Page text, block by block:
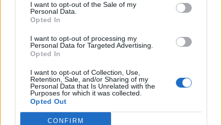
I want to opt-out of the Sale of my
Personal Data.
Opted In
I want to opt-out of processing my
Personal Data for Targeted Advertising.
Opted In
I want to opt-out of Collection, Use,
Retention, Sale, and/or Sharing of my
Personal Data that Is Unrelated with the
Purposes for which it was collected.
Opted Out
CONFIRM